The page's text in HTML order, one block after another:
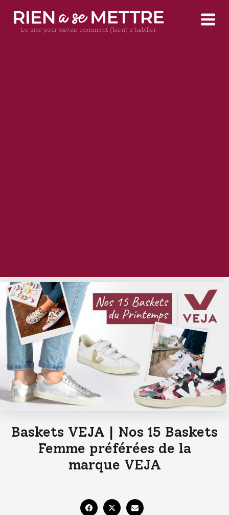
Le site pour savoir comment (bien) s'habiller
Baskets VEJA | Nos 15 Baskets
Femme préférées de la
marque VEJA